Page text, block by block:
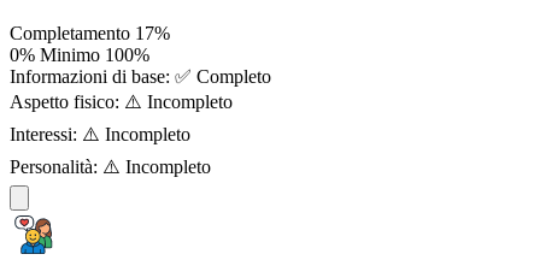
Completamento 17%
0% Minimo 100%
Informazioni di base: ✅ Completo
Aspetto fisico: ⚠️ Incompleto
Interessi: ⚠️ Incompleto
Personalità: ⚠️ Incompleto